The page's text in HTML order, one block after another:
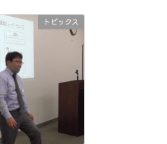
トピックス